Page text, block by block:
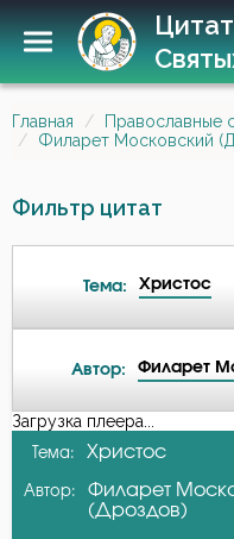
Главная
Православные
Филарет Московский
Фильтр цитат
Тема: Христос
Ангел Хранитель
Благодать
Автор:
А-я
Авва Дорофей
Загрузка плеера...
Тема: Христос
Автор:
Филарет
(Дроздов)